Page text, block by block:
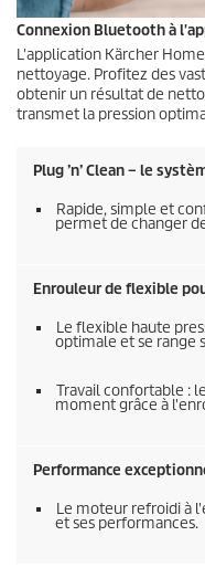
Connexion Bluetooth à
L'application Kärcher
nettoyage. Profitez des
obtenir un résultat de
transmet la pression
Plug ’n’ Clean – le
Rapide, simple et
permet de changer
Enrouleur de flexible
Le flexible haute
optimale et se range
Travail confortable :
moment grâce à
Performance
Le moteur refroidi à
et ses performances.